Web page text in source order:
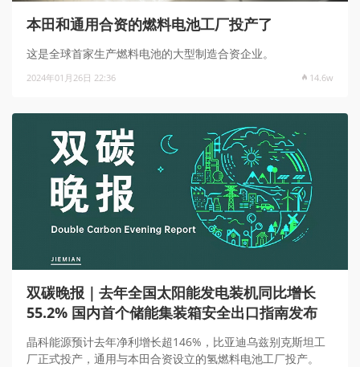
本田和通用合资的燃料电池工厂投产了
这是全球首家生产燃料电池的大型制造合资企业。
2024年01月26日 22:36 14.6w
双碳晚报｜去年全国太阳能发电装机同比增长
55.2% 国内首个储能集装箱安全出口指南发布
晶科能源预计去年净利增长超146%，比亚迪乌兹别克斯坦工
厂正式投产，通用与本田合资设立的氢燃料电池工厂投产。